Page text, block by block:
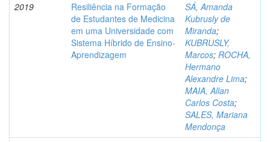
2019
Resiliência na Formação
de Estudantes de Medicina
em uma Universidade com
Sistema Híbrido de Ensino-
Aprendizagem
SÁ, Amanda
Kubrusly de
Miranda;
KUBRUSLY,
Marcos; ROCHA,
Hermano
Alexandre Lima;
MAIA, Allan
Carlos Costa;
SALES, Mariana
Mendonça